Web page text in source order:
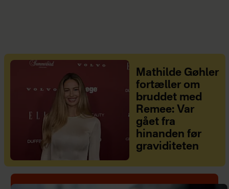
Mathilde Gøhler
fortæller om
bruddet med
Remee: Var
gået fra
hinanden før
graviditeten